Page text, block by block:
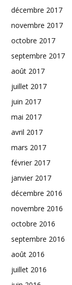
décembre 2017
novembre 2017
octobre 2017
septembre 2017
août 2017
juillet 2017
juin 2017
mai 2017
avril 2017
mars 2017
février 2017
janvier 2017
décembre 2016
novembre 2016
octobre 2016
septembre 2016
août 2016
juillet 2016